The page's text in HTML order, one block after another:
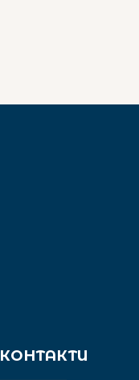
КОНТАКТИ